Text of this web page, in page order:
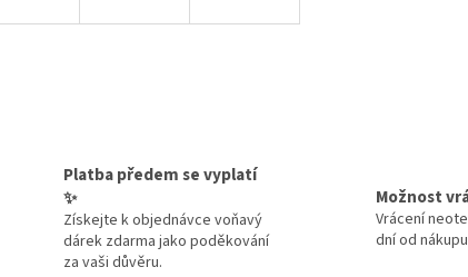
Platba předem se vyplatí
✨
Získejte k objednávce voňavý
dárek zdarma jako poděkování
za vaši důvěru.
Možnost
Vrácení
dní od